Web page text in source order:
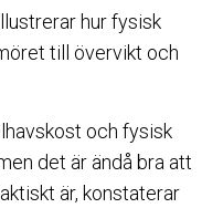
hur fysisk
till övervikt och
och fysisk
det är ändå bra att
är, konstaterar